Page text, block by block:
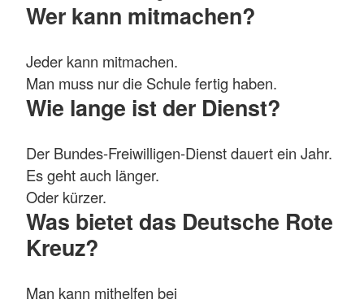
Wer kann mitmachen?
Jeder kann mitmachen.
Man muss nur die Schule fertig haben.
Wie lange ist der Dienst?
Der Bundes-Freiwilligen-Dienst dauert ein Jahr.
Es geht auch länger.
Oder kürzer.
Was bietet das Deutsche Rote
Kreuz?
Man kann mithelfen bei